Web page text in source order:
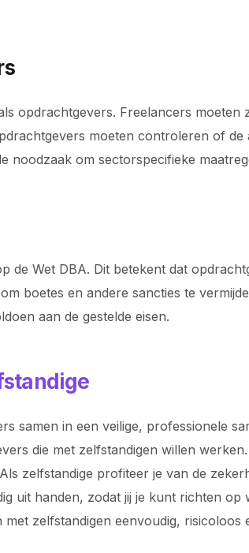
opdrachtgevers. Freelancers
moeten controleren of de
noodzaak om sectorspecifieke
de Wet DBA. Dit betekent dat
boetes en andere sancties te
aan de gestelde eisen.
samen in een veilige, professionele
die met zelfstandigen willen
zelfstandige profiteer je van de
uit handen, zodat jij je kunt richten
zelfstandigen eenvoudig,